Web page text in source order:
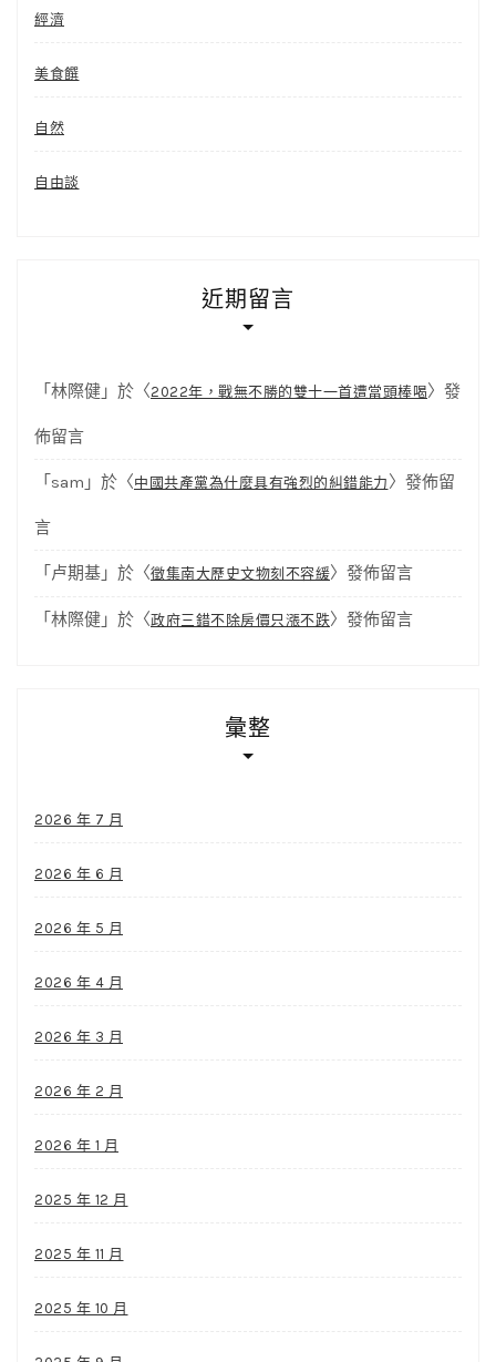
經濟
美食饌
自然
自由談
近期留言
「 林際健 」於〈2022年，戰無不勝的雙十一首遭當頭棒喝〉發
佈留言
「 sam 」於〈中國共產黨為什麼具有強烈的糾錯能力 〉發佈留
言
「 卢期基 」於〈徵集南大歷史文物刻不容緩〉發佈留言
「 林際健 」於〈政府三錯不除房價只漲不跌〉發佈留言
彙整
2026 年 7 月
2026 年 6 月
2026 年 5 月
2026 年 4 月
2026 年 3 月
2026 年 2 月
2026 年 1 月
2025 年 12 月
2025 年 11 月
2025 年 10 月